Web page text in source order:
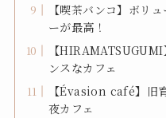
【喫茶バンコ】ボリ
ーが最高！
【
ンスなカフェ
【Évasion café】旧
夜カフェ